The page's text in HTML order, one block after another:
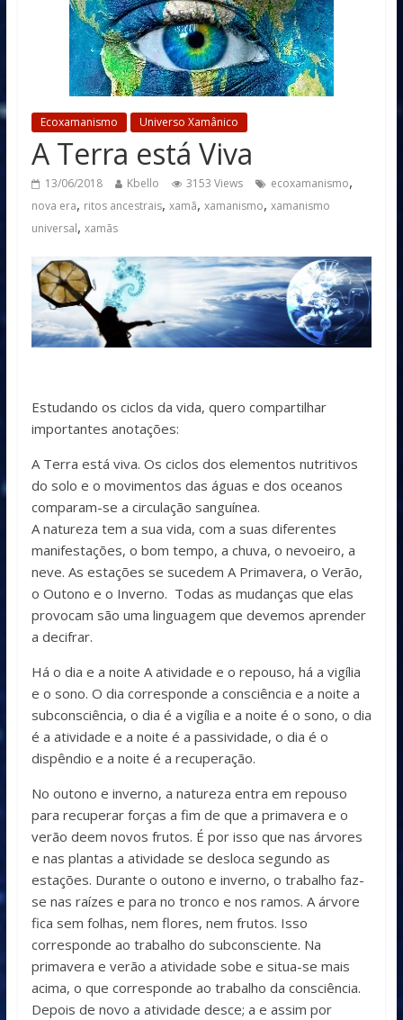
Ecoxamanismo Universo Xamânico
A Terra está Viva
13/06/2018 Kbello 3153 Views ecoxamanismo,
nova era, ritos ancestrais, xamã, xamanismo, xamanismo
universal, xamãs
Estudando os ciclos da vida, quero compartilhar
importantes anotações:
A Terra está viva. Os ciclos dos elementos nutritivos
do solo e o movimentos das águas e dos oceanos
comparam-se a circulação sanguínea.
A natureza tem a sua vida, com a suas diferentes
manifestações, o bom tempo, a chuva, o nevoeiro, a
neve. As estações se sucedem A Primavera, o Verão,
o Outono e o Inverno. Todas as mudanças que elas
provocam são uma linguagem que devemos aprender
a decifrar.
Há o dia e a noite A atividade e o repouso, há a vigília
e o sono. O dia corresponde a consciência e a noite a
subconsciência, o dia é a vigília e a noite é o sono, o dia
é a atividade e a noite é a passividade, o dia é o
dispêndio e a noite é a recuperação.
No outono e inverno, a natureza entra em repouso
para recuperar forças a fim de que a primavera e o
verão deem novos frutos. É por isso que nas árvores
e nas plantas a atividade se desloca segundo as
estações. Durante o outono e inverno, o trabalho faz-
se nas raízes e para no tronco e nos ramos. A árvore
fica sem folhas, nem flores, nem frutos. Isso
corresponde ao trabalho do subconsciente. Na
primavera e verão a atividade sobe e situa-se mais
acima, o que corresponde ao trabalho da consciência.
Depois de novo a atividade desce; a e assim por